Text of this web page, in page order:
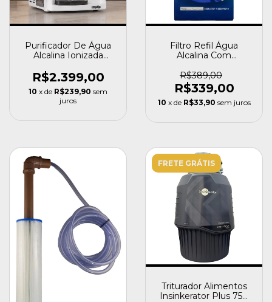
Purificador De Água
Alcalina Ionizada
Mg+
R$2.399,00
10 x de R$239,90 sem
juros
Filtro Refil Água
Alcalina Com
Ionizada Cor Azul Top
Life Refil Alcalino Mg+
Ph 8.5-9.5
R$389,00
R$339,00
10 x de R$33,90 sem juros
FRETE GRÁTIS
Triturador Alimentos
Insinkerator Plus 750